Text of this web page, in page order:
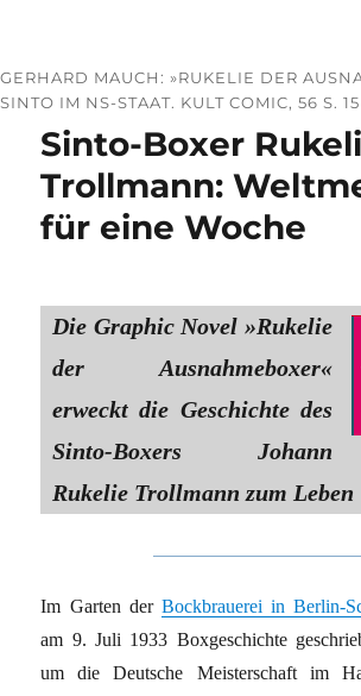
GERHARD MAUCH: »RUKELIE DER
SINTO IM NS-STAAT. KULT COMIC, 56 S.
Sinto-Boxer
Trollmann:
für eine Woche
Die Graphic Novel »Rukelie
der Ausnahmeboxer«
erweckt die Geschichte des
Sinto-Boxers Johann
Rukelie Trollmann zum Leben
Im Garten der Bockbrauerei in Berlin-
am 9. Juli 1933 Boxgeschichte
um die Deutsche Meisterschaft im